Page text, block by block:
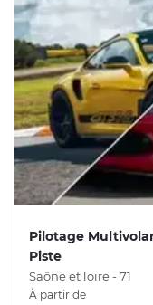
Pilotage
Piste
Saône et loire - 71
À partir de